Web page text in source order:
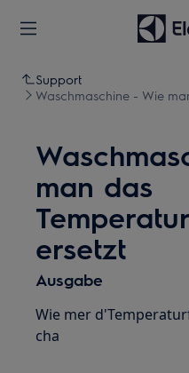
Support
Waschmaschine - Wie
man das
ersetzt
Ausgabe
Wie mer
cha